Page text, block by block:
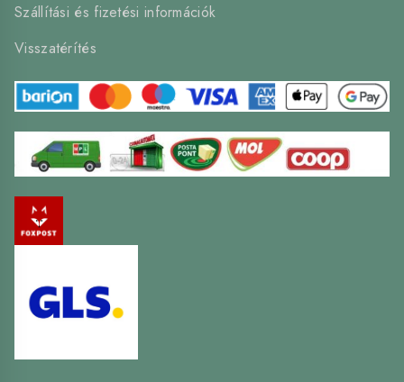
Szállítási és fizetési információk
Visszatérítés